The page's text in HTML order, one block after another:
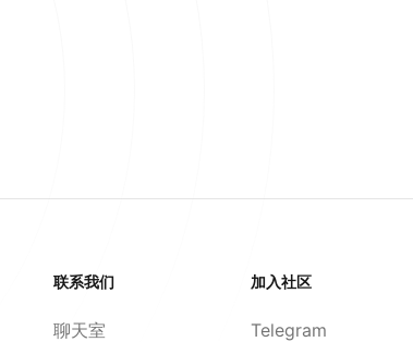
联系我们
聊天室
加入社区
Telegram